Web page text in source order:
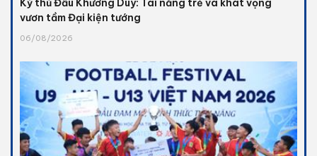
Kỳ thủ Đầu Khương Duy: Tài năng trẻ và khát vọng
vươn tầm Đại kiện tướng
06/08/2026